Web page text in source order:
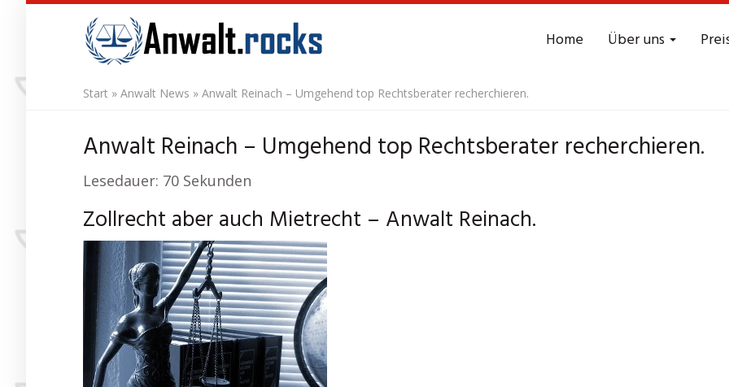
content
Home Über uns
Start » Anwalt News » Anwalt Reinach – Umgehend top Rechtsberater recherchieren.
Anwalt Reinach – Umgehend top Rechtsberater recherchieren.
Lesedauer: 70 Sekunden
Zollrecht aber auch Mietrecht – Anwalt Reinach.